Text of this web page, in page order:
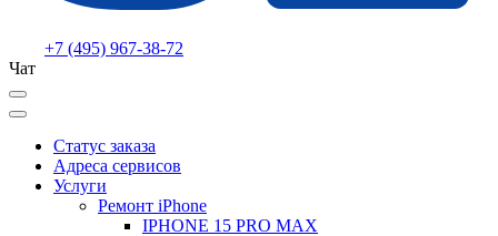
+7 (495) 967-38-72
Чат
Статус заказа
Адреса сервисов
Услуги
Ремонт iPhone
IPHONE 15 PRO MAX